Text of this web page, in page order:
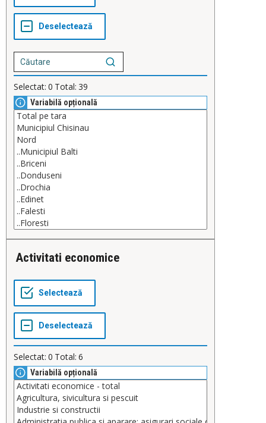
Selectat: 0 Total: 39
Variabilă opțională
Activitati economice
Selectat: 0 Total: 6
Variabilă opțională